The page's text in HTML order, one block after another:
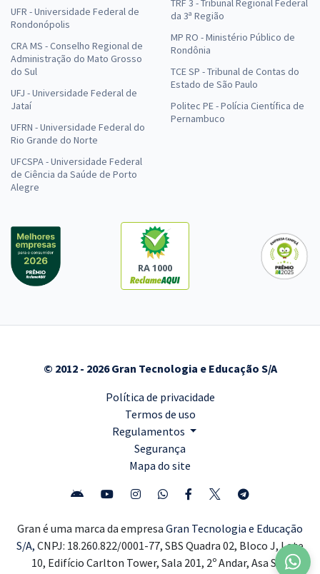
UFR - Universidade Federal de
Rondonópolis
CRA MS - Conselho Regional de
Administração do Mato Grosso
do Sul
UFJ - Universidade Federal de
Jataí
UFRN - Universidade Federal do
Rio Grande do Norte
UFCSPA - Universidade Federal
de Ciência da Saúde de Porto
Alegre
TRF 3 - Tribunal Regional Federal
da 3ª Região
MP RO - Ministério Público de
Rondônia
TCE SP - Tribunal de Contas do
Estado de São Paulo
Politec PE - Polícia Científica de
Pernambuco
RA 1000
© 2012 - 2026 Gran Tecnologia e Educação S/A
Política de privacidade
Termos de uso
Regulamentos
Segurança
Mapa do site
Gran é uma marca da empresa Gran Tecnologia e Educação
S/A, CNPJ: 18.260.822/0001-77, SBS Quadra 02, Bloco J, Lote
10, Edifício Carlton Tower, Sala 201, 2º Andar, Asa Sul,